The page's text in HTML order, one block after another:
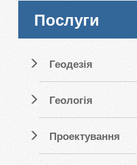
Послуги
Геодезія
Геологія
Проектування